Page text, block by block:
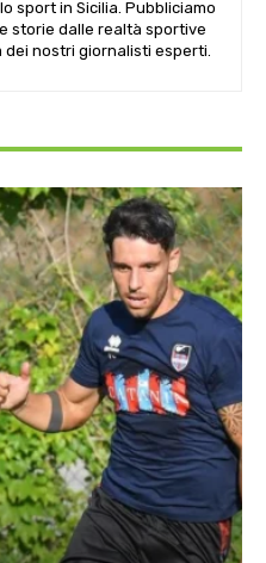
sport in Sicilia. Pubbliciamo
storie dalle realtà sportive
dei nostri giornalisti esperti.